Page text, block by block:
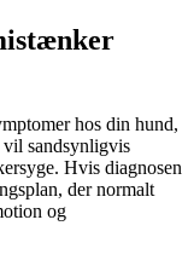
hos din hund,
sandsynligvis
Hvis diagnosen
der normalt
og